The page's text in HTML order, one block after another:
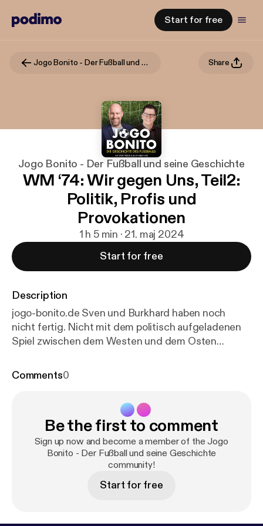
Start for free
Jogo Bonito - Der Fußball und seine Geschichte Share
Jogo Bonito - Der Fußball und seine Geschichte
WM ‘74: Wir gegen Uns, Teil2:
Politik, Profis und
Provokationen
1 h 5 min · 21. maj 2024
Start for free
Description
jogo-bonito.de Sven und Burkhard haben noch
nicht fertig. Nicht mit dem politisch aufgeladenen
Spiel zwischen dem Westen und dem Osten
Im zweiten Teil der Reise nach Hamburg, zum 22.
Übersprungshandlungen auf dem Rasen und auf
der Tribüne, beschreiben den Unterschied zwischen
Netzer und Overath und: werden wieder nicht
fertig. Es wird also noch einen kleinen dritten Teil
über „Wir gegen Uns“ geben müssen, weil
Burkhards Handy schlappzumachen drohte. Glück
Comments0
Be the first to comment
Sign up now and become a member of the Jogo
Bonito - Der Fußball und seine Geschichte
community!
Start for free